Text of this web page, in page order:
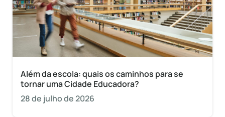
Além da escola: quais os caminhos para se
tornar uma Cidade Educadora?
28 de julho de 2026